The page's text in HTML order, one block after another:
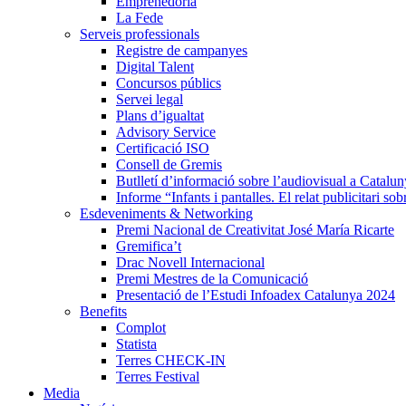
La Fede
Serveis professionals
Registre de campanyes
Digital Talent
Concursos públics
Servei legal
Plans d’igualtat
Advisory Service
Certificació ISO
Consell de Gremis
Butlletí d’informació sobre l’audiovisual a
Informe “Infants i pantalles. El relat publicitari
Esdeveniments & Networking
Premi Nacional de Creativitat José María Ricarte
Gremifica’t
Drac Novell Internacional
Premi Mestres de la Comunicació
Presentació de l’Estudi Infoadex Catalunya 2024
Benefits
Complot
Statista
Terres CHECK-IN
Terres Festival
Media